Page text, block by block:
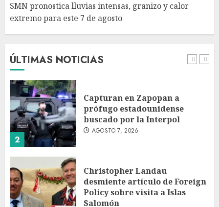
SMN pronostica lluvias intensas, granizo y calor
extremo para este 7 de agosto
ÚLTIMAS NOTICIAS
1
Michoacán intensifica
AGOSTO 7, 2026
2
Capturan en Zapopan a
prófugo estadounidense
buscado por la Interpol
AGOSTO 7, 2026
Christopher Landau
desmiente artículo de Foreign
Policy sobre visita a Islas
Salomón